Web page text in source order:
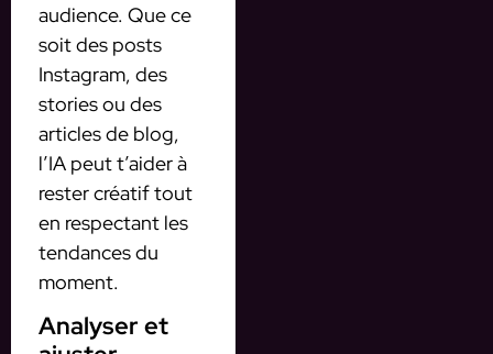
audience. Que ce
soit des posts
Instagram, des
stories ou des
articles de blog,
l’IA peut t’aider à
rester créatif tout
en respectant les
tendances du
moment.
Analyser et